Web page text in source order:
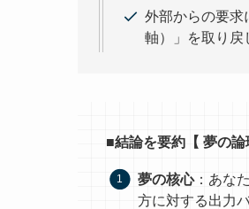
外部からの要求
軸）」を取り戻
■結論を要約【 夢の論
夢の核心：あな
方に対する出力